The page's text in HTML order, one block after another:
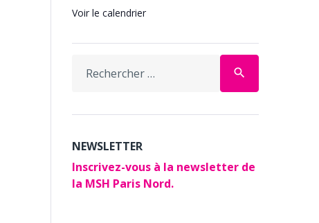
Voir le calendrier
for:
search
NEWSLETTER
Inscrivez-vous à la newsletter de
la MSH Paris Nord.